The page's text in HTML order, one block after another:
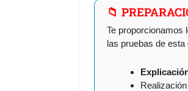
📁
Te proporcionamos
las pruebas de esta